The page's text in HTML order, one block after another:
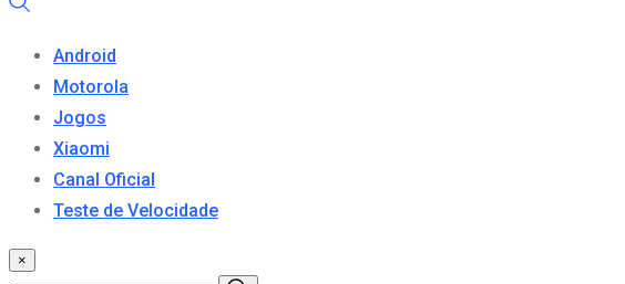
Android
Motorola
Jogos
Xiaomi
Canal Oficial
Teste de Velocidade
×